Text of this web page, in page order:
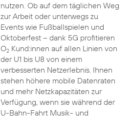
nutzen. Ob auf dem täglichen Weg
zur Arbeit oder unterwegs zu
Events wie Fußballspielen und
Oktoberfest – dank 5G profitieren
O2Kund:innen auf allen Linien von
der U1 bis U8 von einem
verbesserten Netzerlebnis. Ihnen
stehen höhere mobile Datenraten
und mehr Netzkapazitäten zur
Verfügung, wenn sie während der
U-Bahn-Fahrt Musik- und